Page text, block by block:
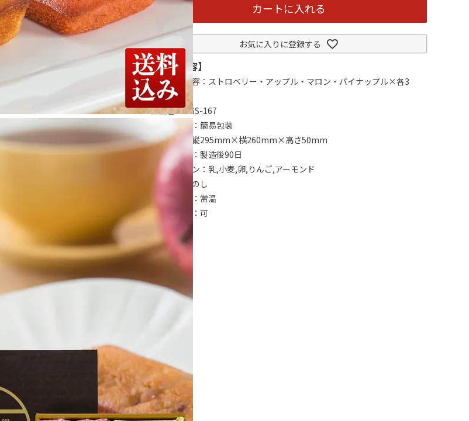
カートに入れる
お気に入りに登録する
【商品内容】
■セット内容：ストロベリー・アップル・マロン・パイナップル×各3
■型番：PGS-167
■包装形態：簡易包装
■サイズ：縦295mm×横260mm×高さ50mm
■賞味期限：製造後90日
■アレルゲン：乳,小麦,卵,りんご,アーモンド
■熨斗：外のし
■配達区分：常温
■希望着日：可